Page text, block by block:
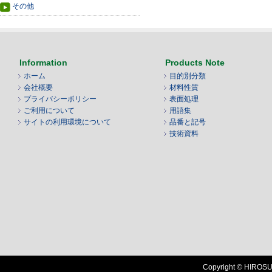
その他
Information
ホーム
会社概要
プライバシーポリシー
ご利用について
サイトの利用環境について
Products Note
目的別分類
材料性質
表面処理
用語集
品番と記号
技術資料
Copyright ©